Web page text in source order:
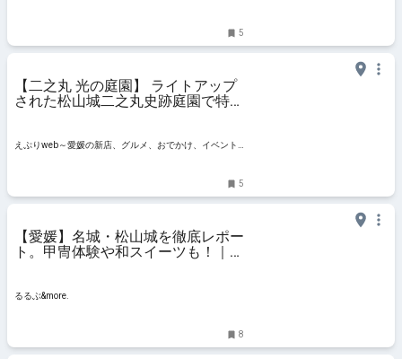
5
【二之丸 光の庭園】 ライトアップ
された松山城二之丸史跡庭園で特別
えぷりweb～愛媛の新店、グルメ、おでかけ、イベント
5
【愛媛】名城・松山城を徹底レポー
ト。甲冑体験や和スイーツも！｜る
るるぶ&more.
8